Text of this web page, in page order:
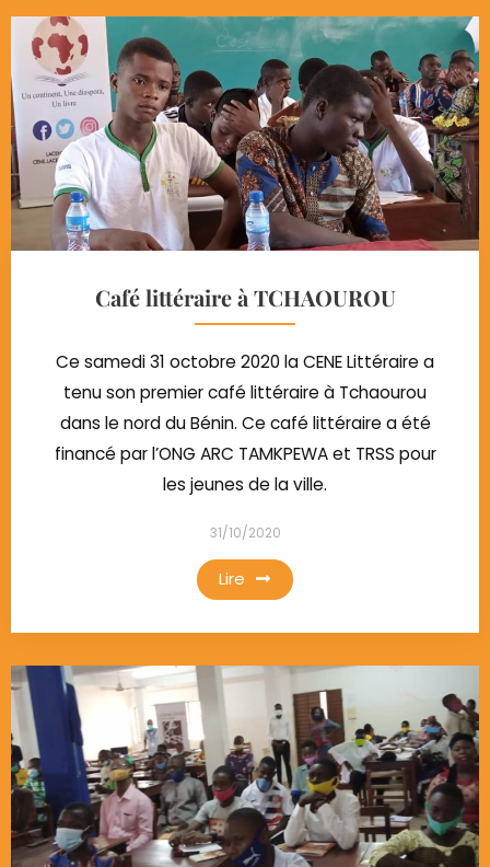
Café littéraire à TCHAOUROU
Ce samedi 31 octobre 2020 la CENE Littéraire a
tenu son premier café littéraire à Tchaourou
dans le nord du Bénin. Ce café littéraire a été
financé par l’ONG ARC TAMKPEWA et TRSS pour
les jeunes de la ville.
31/10/2020
Lire